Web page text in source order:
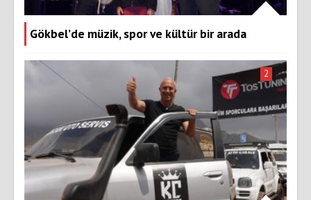
Gökbel’de müzik, spor ve kültür bir arada
2